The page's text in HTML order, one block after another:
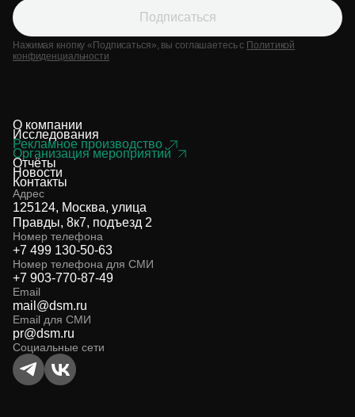
Подписаться
Нажимая кнопку «Подписаться», вы соглашаетесь с Политикой
конфиденциальности
О компании
Исследования
Рекламное производство
Организация мероприятий
Отчёты
Новости
Контакты
Адрес
125124, Москва, улица
Правды, 8к7, подъезд 2
Номер телефона
+7 499 130-50-63
Номер телефона для СМИ
+7 903-770-87-49
Email
mail@dsm.ru
Email для СМИ
pr@dsm.ru
Социальные сети